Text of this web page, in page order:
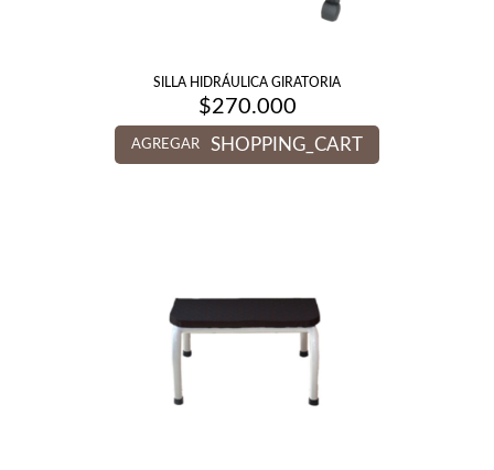
SILLA HIDRÁULICA GIRATORIA
$270.000
AGREGAR SHOPPING_CART